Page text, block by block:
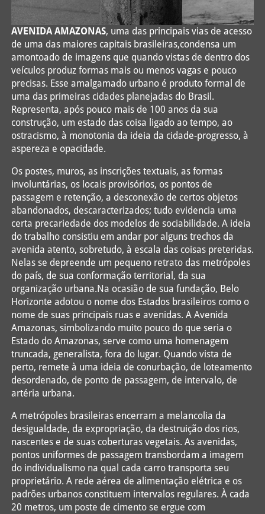
AVENIDA AMAZONAS, uma das principais vias de acesso
de uma das maiores capitais brasileiras,condensa um
amontoado de imagens que quando vistas de dentro dos
veículos produz formas mais ou menos vagas e pouco
precisas. Esse amalgamado urbano é produto formal de
uma das primeiras cidades planejadas do Brasil.
Representa, após pouco mais de 100 anos da sua
construção, um estado das coisa ligado ao tempo, ao
ostracismo, à monotonia da ideia da cidade-progresso, à
aspereza e opacidade.
Os postes, muros, as inscrições textuais, as formas
involuntárias, os locais provisórios, os pontos de
passagem e retenção, a desconexão de certos objetos
abandonados, descaracterizados; tudo evidencia uma
certa precariedade dos modelos de sociabilidade. A ideia
do trabalho consistiu em andar por alguns trechos da
avenida atento, sobretudo, à escala das coisas preteridas.
Nelas se depreende um pequeno retrato das metrópoles
do país, de sua conformação territorial, da sua
organização urbana.Na ocasião de sua fundação, Belo
Horizonte adotou o nome dos Estados brasileiros como o
nome de suas principais ruas e avenidas. A Avenida
Amazonas, simbolizando muito pouco do que seria o
Estado do Amazonas, serve como uma homenagem
truncada, generalista, fora do lugar. Quando vista de
perto, remete à uma ideia de conurbação, de loteamento
desordenado, de ponto de passagem, de intervalo, de
artéria urbana.
A metrópoles brasileiras encerram a melancolia da
desigualdade, da expropriação, da destruição dos rios,
nascentes e de suas coberturas vegetais. As avenidas,
pontos uniformes de passagem transbordam a imagem
do individualismo na qual cada carro transporta seu
proprietário. A rede aérea de alimentação elétrica e os
padrões urbanos constituem intervalos regulares. À cada
20 metros, um poste de cimento se ergue com